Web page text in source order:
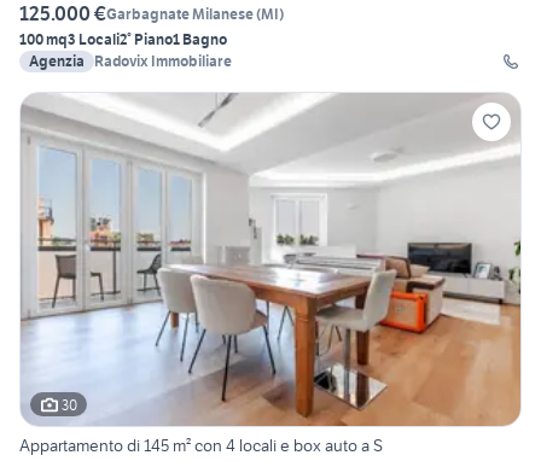
125.000 €Garbagnate Milanese(MI)
100 mq3 Locali2° Piano1 Bagno
Agenzia
Radovix Immobiliare
30
Appartamento di 145 m² con 4 locali e box auto a S